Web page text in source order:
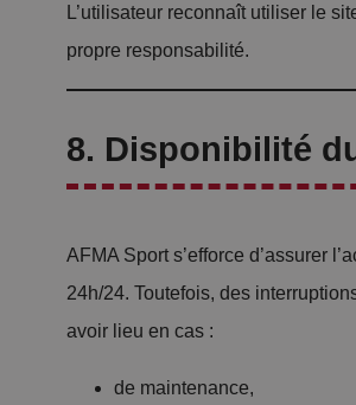
L’utilisateur reconnaît utiliser le
propre responsabilité.
8. Disponibilité
AFMA Sport s’efforce d’assurer
24h/24. Toutefois, des
avoir lieu en cas :
de maintenance,